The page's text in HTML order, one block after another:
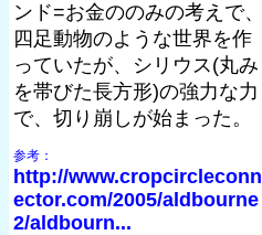
ンド=お金ののみの考えで、
四足動物のような世界を作
っていたが、シリウス(丸み
を帯びた長方形)の強力な力
で、切り崩しが始まった。
参考：
http://www.cropcircleconn
ector.com/2005/aldbourne
2/aldbourn...